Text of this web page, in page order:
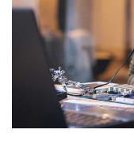
Especialização
Educação a Distância
Todos os Cursos